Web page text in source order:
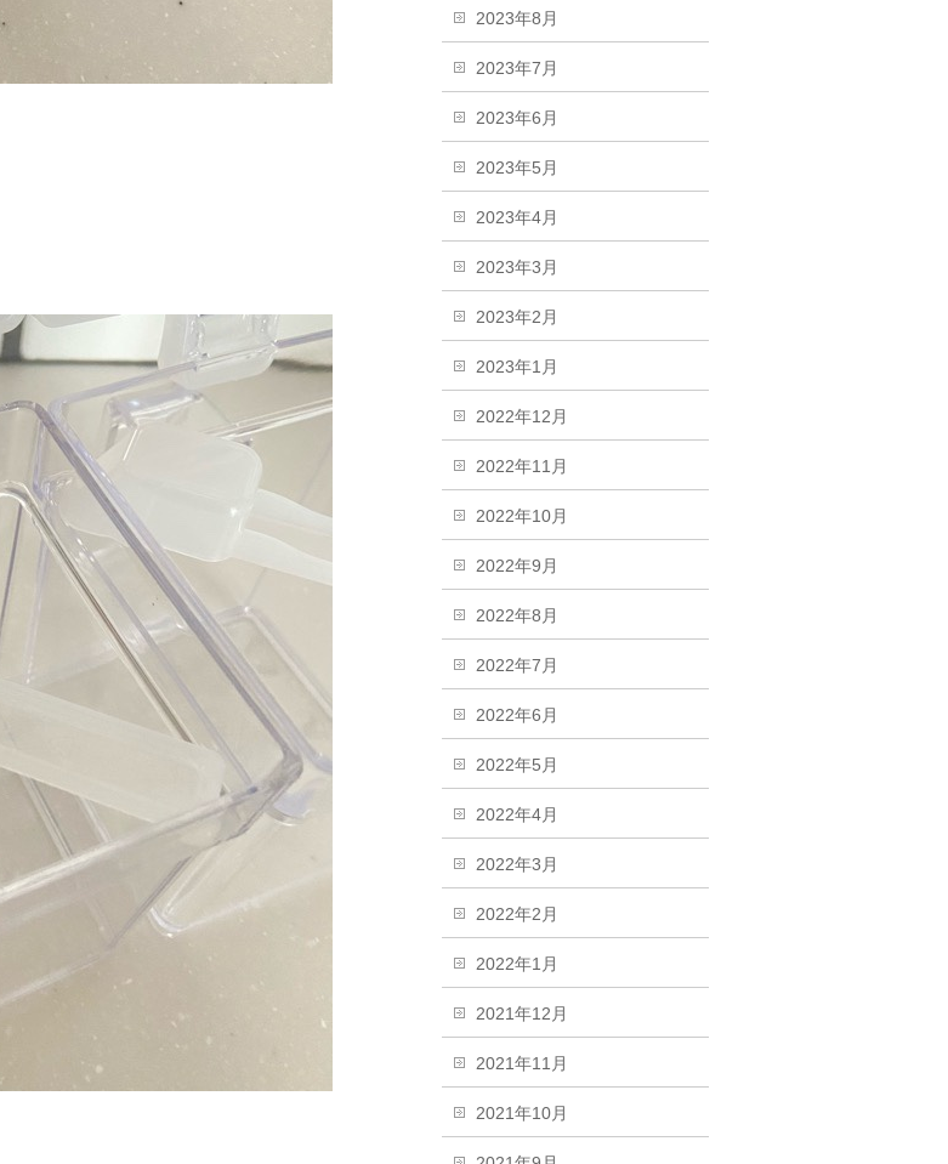
2023年8月
2023年7月
2023年6月
2023年5月
2023年4月
2023年3月
2023年2月
2023年1月
2022年12月
2022年11月
2022年10月
2022年9月
2022年8月
2022年7月
2022年6月
2022年5月
2022年4月
2022年3月
2022年2月
2022年1月
2021年12月
2021年11月
2021年10月